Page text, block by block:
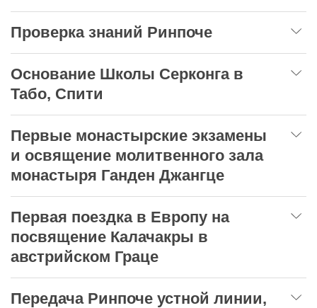
Проверка знаний Ринпоче
Основание Школы Серконга в
Табо, Спити
Первые монастырские экзамены
и освящение молитвенного зала
монастыря Ганден Джангце
Первая поездка в Европу на
посвящение Калачакры в
австрийском Граце
Передача Ринпоче устной линии,